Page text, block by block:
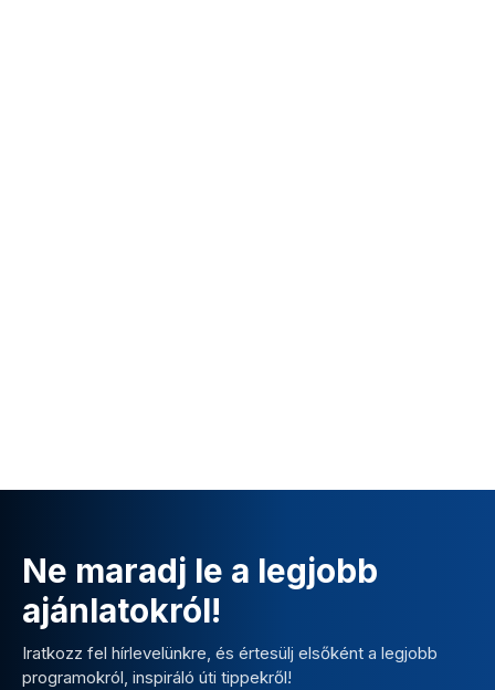
Ne maradj le a legjobb
ajánlatokról!
Iratkozz fel hírlevelünkre, és értesülj elsőként a legjobb
programokról, inspiráló úti tippekről!